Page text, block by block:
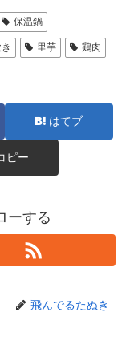
保温鍋
里芋 鶏肉
はてブ
ピー
ーする
飛んでるたぬき